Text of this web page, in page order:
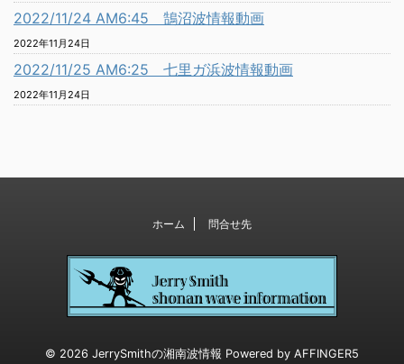
2022/11/24 AM6:45 鵠沼波情報動画
2022年11月24日
2022/11/25 AM6:25 七里ガ浜波情報動画
2022年11月24日
ホーム 問合せ先
© 2026 JerrySmithの湘南波情報 Powered by AFFINGER5